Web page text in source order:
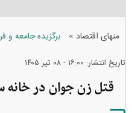
منهای اقتصاد » برگزیده جامعه و
تاریخ انتشار: ۱۶:۰۰ - ۰۸ تير ۱۴۰۵
قتل زن جوان در خانه